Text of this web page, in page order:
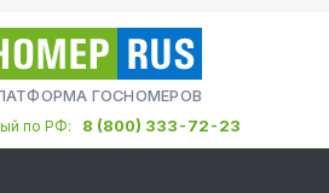
ГОСНОМЕРОВ
по РФ:
8 (800) 333-72-23